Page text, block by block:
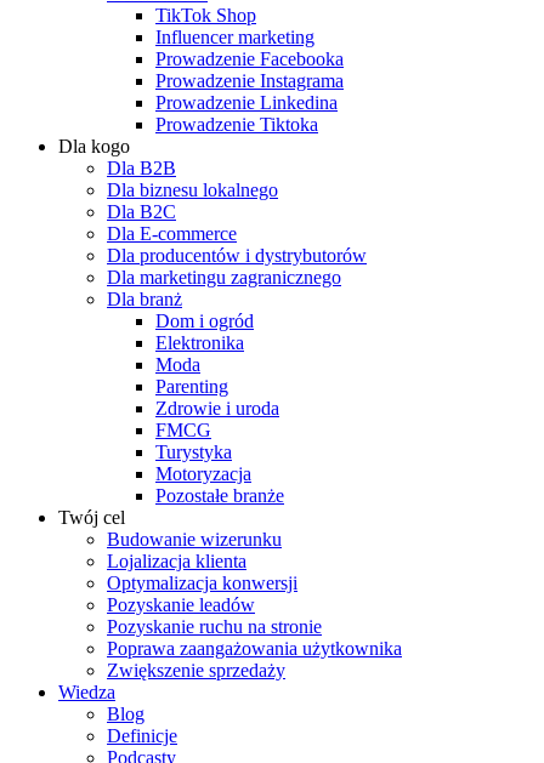
TikTok Shop
Influencer marketing
Prowadzenie Facebooka
Prowadzenie Instagrama
Prowadzenie Linkedina
Prowadzenie Tiktoka
Dla kogo
Dla B2B
Dla biznesu lokalnego
Dla B2C
Dla E-commerce
Dla producentów i dystrybutorów
Dla marketingu zagranicznego
Dla branż
Dom i ogród
Elektronika
Moda
Parenting
Zdrowie i uroda
FMCG
Turystyka
Motoryzacja
Pozostałe branże
Twój cel
Budowanie wizerunku
Lojalizacja klienta
Optymalizacja konwersji
Pozyskanie leadów
Pozyskanie ruchu na stronie
Poprawa zaangażowania użytkownika
Zwiększenie sprzedaży
Wiedza
Blog
Definicje
Podcasty